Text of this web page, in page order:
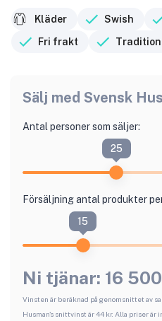
Kläder Swish
Fri frakt
Tradition
Sälj med Svensk
Antal personer som säljer:
25
Försäljning antal produkter
15
Ni tjänar: 16 500
Vinsten är beräknad på genomsnittet av
Husman's snittvinst är44 kr. Alla priser är